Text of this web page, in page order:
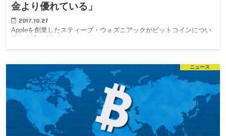
金より優れている」
2017.10.27
Appleを創業したスティーブ・ウォズニアックがビットコインについ
てこう述べました。
ニュース